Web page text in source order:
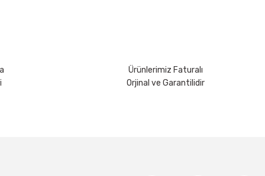
Ürünlerimiz Faturalı
Orjinal ve Garantilidir